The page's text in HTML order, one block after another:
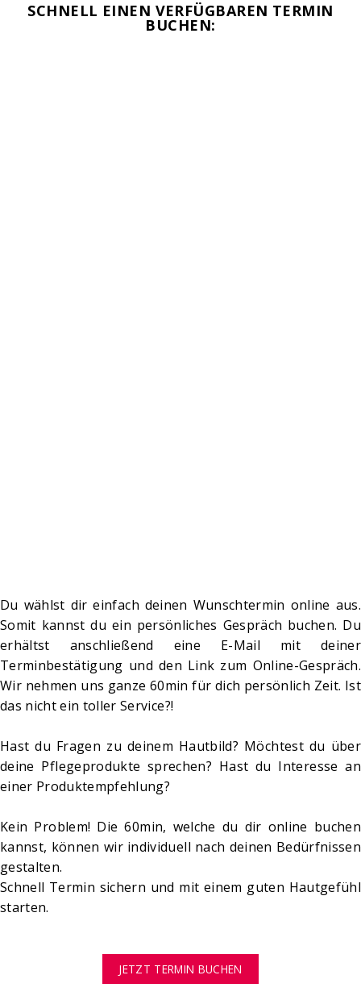
SCHNELL EINEN VERFÜGBAREN TERMIN
BUCHEN:
Du wählst dir einfach deinen Wunschtermin online aus.
Somit kannst du ein persönliches Gespräch buchen. Du
erhältst anschließend eine E-Mail mit deiner
Terminbestätigung und den Link zum Online-Gespräch.
Wir nehmen uns ganze 60min für dich persönlich Zeit. Ist
das nicht ein toller Service?!
Hast du Fragen zu deinem Hautbild? Möchtest du über
deine Pflegeprodukte sprechen? Hast du Interesse an
einer Produktempfehlung?
Kein Problem! Die 60min, welche du dir online buchen
kannst, können wir individuell nach deinen Bedürfnissen
gestalten.
Schnell Termin sichern und mit einem guten Hautgefühl
starten.
JETZT TERMIN BUCHEN